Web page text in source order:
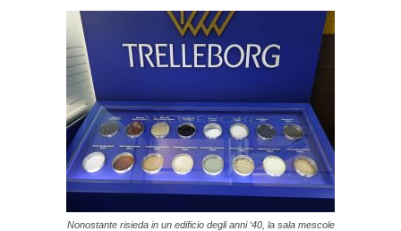
Nonostante risieda in un edificio degli anni ‘40, la sala mescole